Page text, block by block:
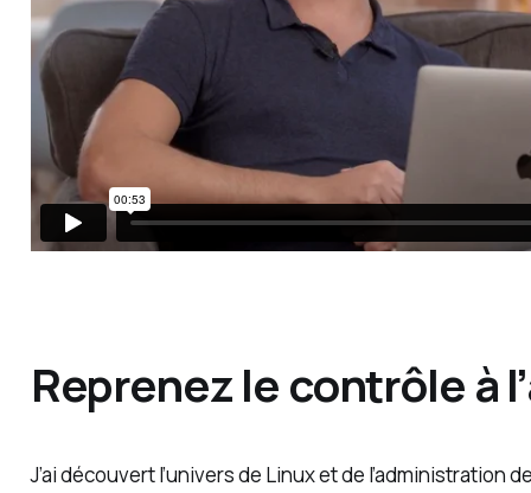
Reprenez le contrôle à
J’ai découvert l’univers de Linux et de l’administration